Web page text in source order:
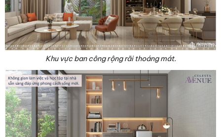
Khu vực ban công rộng rãi thoáng mát.